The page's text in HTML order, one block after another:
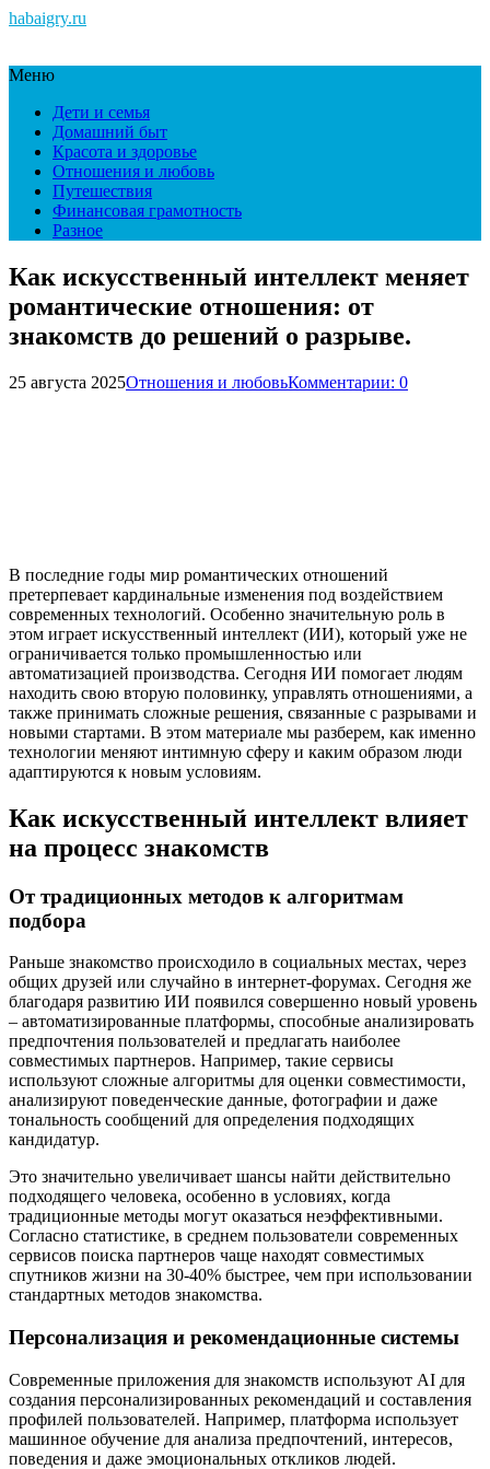
habaigry.ru
Меню
Дети и семья
Домашний быт
Красота и здоровье
Отношения и любовь
Путешествия
Финансовая грамотность
Разное
Как искусственный интеллект меняет
романтические отношения: от
знакомств до решений о разрыве.
25 августа 2025Отношения и любовьКомментарии: 0
В последние годы мир романтических отношений
претерпевает кардинальные изменения под воздействием
современных технологий. Особенно значительную роль в
этом играет искусственный интеллект (ИИ), который уже не
ограничивается только промышленностью или
автоматизацией производства. Сегодня ИИ помогает людям
находить свою вторую половинку, управлять отношениями, а
также принимать сложные решения, связанные с разрывами и
новыми стартами. В этом материале мы разберем, как именно
технологии меняют интимную сферу и каким образом люди
адаптируются к новым условиям.
Как искусственный интеллект влияет
на процесс знакомств
От традиционных методов к алгоритмам
подбора
Раньше знакомство происходило в социальных местах, через
общих друзей или случайно в интернет-форумах. Сегодня же
благодаря развитию ИИ появился совершенно новый уровень
– автоматизированные платформы, способные анализировать
предпочтения пользователей и предлагать наиболее
совместимых партнеров. Например, такие сервисы
используют сложные алгоритмы для оценки совместимости,
анализируют поведенческие данные, фотографии и даже
тональность сообщений для определения подходящих
кандидатур.
Это значительно увеличивает шансы найти действительно
подходящего человека, особенно в условиях, когда
традиционные методы могут оказаться неэффективными.
Согласно статистике, в среднем пользователи современных
сервисов поиска партнеров чаще находят совместимых
спутников жизни на 30-40% быстрее, чем при использовании
стандартных методов знакомства.
Персонализация и рекомендационные системы
Современные приложения для знакомств используют AI для
создания персонализированных рекомендаций и составления
профилей пользователей. Например, платформа использует
машинное обучение для анализа предпочтений, интересов,
поведения и даже эмоциональных откликов людей.